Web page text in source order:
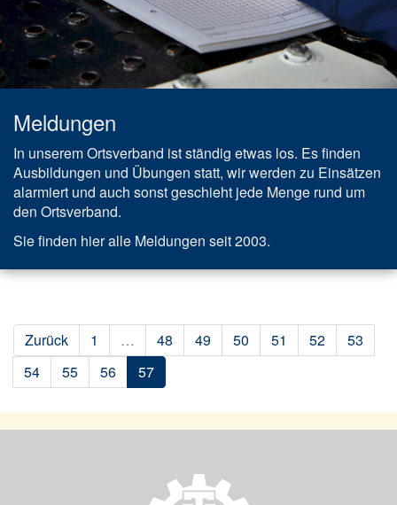
Meldungen
In unserem Ortsverband ist ständig etwas los. Es finden
Ausbildungen und Übungen statt, wir werden zu Einsätzen
alarmiert und auch sonst geschieht jede Menge rund um
den Ortsverband.
Sie finden hier alle Meldungen seit 2003.
Zurück 1 … 48 49 50 51 52
53
54
55 56 57